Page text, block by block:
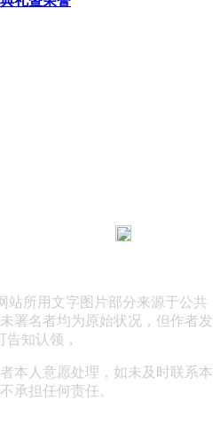
站所用文字图片部分来源于公共
署名者均为原始状况，但作者发
告知认领，
本人意愿处理，如未及时联系本
承担任何责任。